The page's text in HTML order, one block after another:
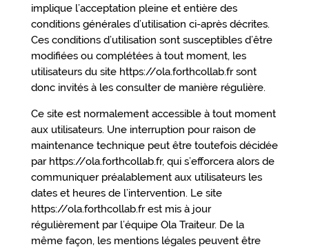
implique l’acceptation pleine et entière des
conditions générales d’utilisation ci-après décrites.
Ces conditions d’utilisation sont susceptibles d’être
modifiées ou complétées à tout moment, les
utilisateurs du site https://ola.forthcollab.fr sont
donc invités à les consulter de manière régulière.
Ce site est normalement accessible à tout moment
aux utilisateurs. Une interruption pour raison de
maintenance technique peut être toutefois décidée
par https://ola.forthcollab.fr, qui s’efforcera alors de
communiquer préalablement aux utilisateurs les
dates et heures de l’intervention. Le site
https://ola.forthcollab.fr est mis à jour
régulièrement par l’équipe Ola Traiteur. De la
même façon, les mentions légales peuvent être